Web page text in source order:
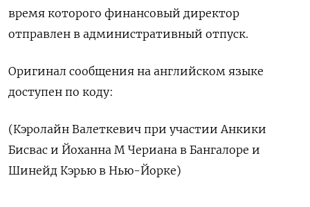
время которого финансовый директор
отправлен в административный отпуск.
Оригинал сообщения на английском языке
доступен по коду:
(Кэролайн Валеткевич при участии Анкики
Бисвас и Йоханна М Чериана в Бангалоре и
Шинейд Кэрью в Нью-Йорке)